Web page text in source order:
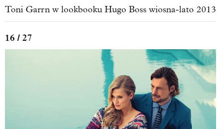
Toni Garrn w lookbooku Hugo Boss wiosna-lato 2013
16 / 27